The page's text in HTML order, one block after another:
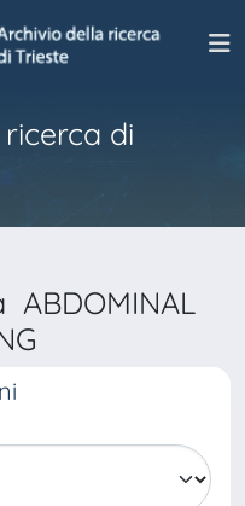
di
ABDOMINAL